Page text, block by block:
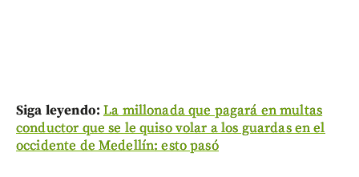
Siga leyendo: La millonada que pagará en multas
conductor que se le quiso volar a los guardas en el
occidente de Medellín: esto pasó